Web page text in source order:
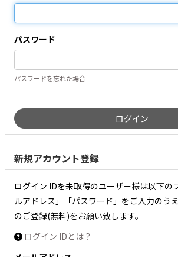
パスワード
パスワードを忘れた場合
新規アカウント登録
ログイン IDを未取得のユーザー様は以下の
ルアドレス」「パスワード」をご入力のう
のご登録(無料)をお願い致します。
ログイン IDとは？